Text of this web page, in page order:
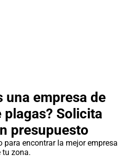
una empresa de
Solicita
presupuesto
para encontrar la mejor empresa
tu zona.